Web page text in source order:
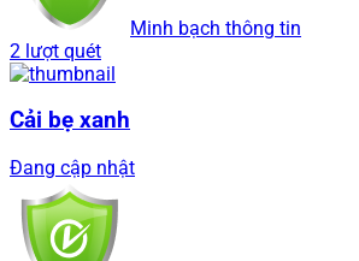
Minh bạch thông tin
2 lượt quét
Cải bẹ xanh
Đang cập nhật